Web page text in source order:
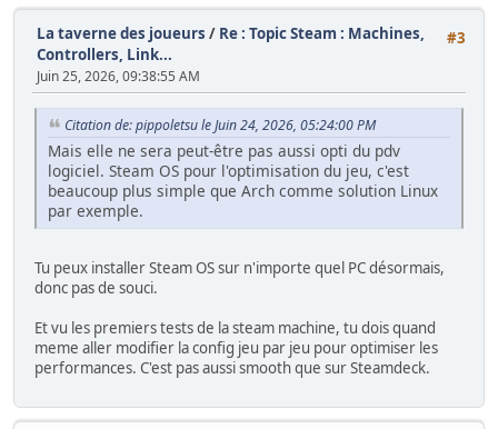
#3
La taverne des joueurs / Re : Topic Steam : Machines,
Controllers, Link...
Juin 25, 2026, 09:38:55 AM
Citation de: pippoletsu le Juin 24, 2026, 05:24:00 PM
Mais elle ne sera peut-être pas aussi opti du pdv
logiciel. Steam OS pour l'optimisation du jeu, c'est
beaucoup plus simple que Arch comme solution Linux
par exemple.
Tu peux installer Steam OS sur n'importe quel PC désormais,
donc pas de souci.
Et vu les premiers tests de la steam machine, tu dois quand
meme aller modifier la config jeu par jeu pour optimiser les
performances. C'est pas aussi smooth que sur Steamdeck.